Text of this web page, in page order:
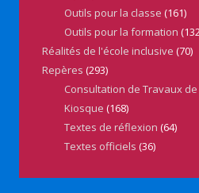
Outils pour la classe (161)
Outils pour la formation
Réalités de l'école inclusive (70)
Repères (293)
Consultation de Travaux
Kiosque (168)
Textes de réflexion (64)
Textes officiels (36)